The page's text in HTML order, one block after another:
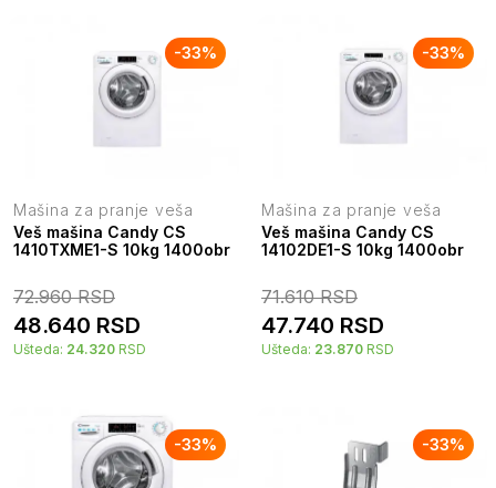
-33%
Mašina za pranje veša
Veš mašina Candy CS
1410TXME1-S 10kg 1400obr
72.960RSD
48.640 RSD
Ušteda: 24.320 RSD
-33%
Mašina za pranje veša
Veš mašina Candy CS
14102DE1-S 10kg 1400obr
71.610RSD
47.740 RSD
Ušteda: 23.870 RSD
-33% -33%